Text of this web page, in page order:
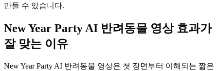
만들 수 있습니다.
New Year Party AI 반려동물 영상 효과가
잘 맞는 이유
New Year Party AI 반려동물 영상은 첫 장면부터 이해되는 짧은